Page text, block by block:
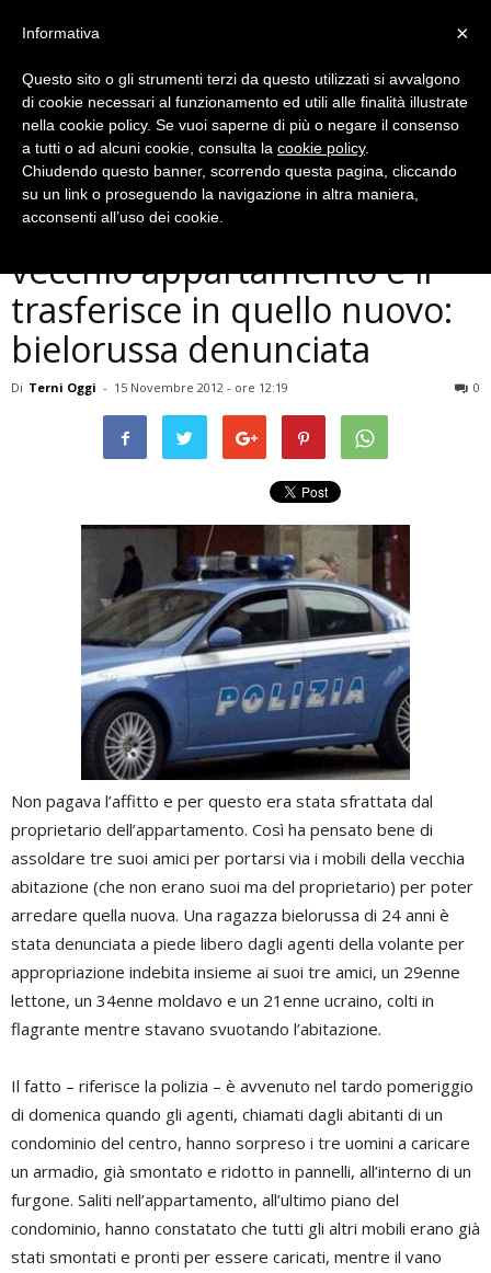
Cronaca
Sfrattata, ruba i mobili dal
vecchio appartamento e li
trasferisce in quello nuovo:
bielorussa denunciata
Di Terni Oggi - 15 Novembre 2012 - ore 12:19 0
Non pagava l’affitto e per questo era stata sfrattata dal
proprietario dell’appartamento. Così ha pensato bene di
assoldare tre suoi amici per portarsi via i mobili della vecchia
abitazione (che non erano suoi ma del proprietario) per poter
arredare quella nuova. Una ragazza bielorussa di 24 anni è
stata denunciata a piede libero dagli agenti della volante per
appropriazione indebita insieme ai suoi tre amici, un 29enne
lettone, un 34enne moldavo e un 21enne ucraino, colti in
flagrante mentre stavano svuotando l’abitazione.
Il fatto – riferisce la polizia – è avvenuto nel tardo pomeriggio
di domenica quando gli agenti, chiamati dagli abitanti di un
condominio del centro, hanno sorpreso i tre uomini a caricare
un armadio, già smontato e ridotto in pannelli, all’interno di un
furgone. Saliti nell’appartamento, all’ultimo piano del
condominio, hanno constatato che tutti gli altri mobili erano già
stati smontati e pronti per essere caricati, mentre il vano
×
Informativa
Questo sito o gli strumenti terzi da questo utilizzati si avvalgono
di cookie necessari al funzionamento ed utili alle finalità illustrate
nella cookie policy. Se vuoi saperne di più o negare il consenso
a tutti o ad alcuni cookie, consulta la cookie policy.
Chiudendo questo banner, scorrendo questa pagina, cliccando
su un link o proseguendo la navigazione in altra maniera,
acconsenti all’uso dei cookie.